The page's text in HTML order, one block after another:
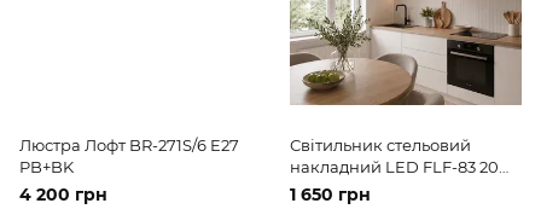
Люстра Лофт BR-271S/6 E27
PB+BK
4 200 грн
Світильник стельовий
накладний LED FLF-83 20W
WW BK
1 650 грн